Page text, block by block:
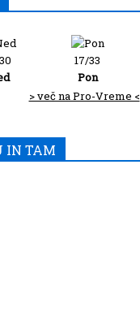
17/33
Pon
> več na Pro-Vreme <
IN TAM